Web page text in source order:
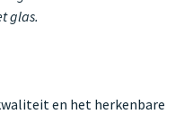
glas.
en het herkenbare